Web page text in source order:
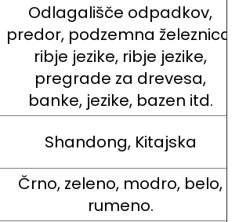
Odlagališče odpadkov,
predor, podzemna železnica,
ribje jezike, ribje jezike,
pregrade za drevesa,
banke, jezike, bazen itd.
Shandong, Kitajska
Črno, zeleno, modro, belo,
rumeno.